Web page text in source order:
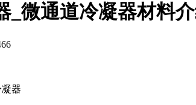
_微通道冷凝器材料
器